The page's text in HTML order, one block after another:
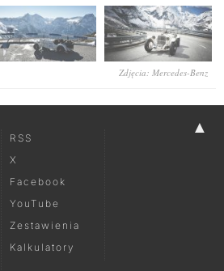
Zdjęcia: Mercedes-Benz
▲
RSS
X
Facebook
YouTube
Zestawienia
Kalkulatory